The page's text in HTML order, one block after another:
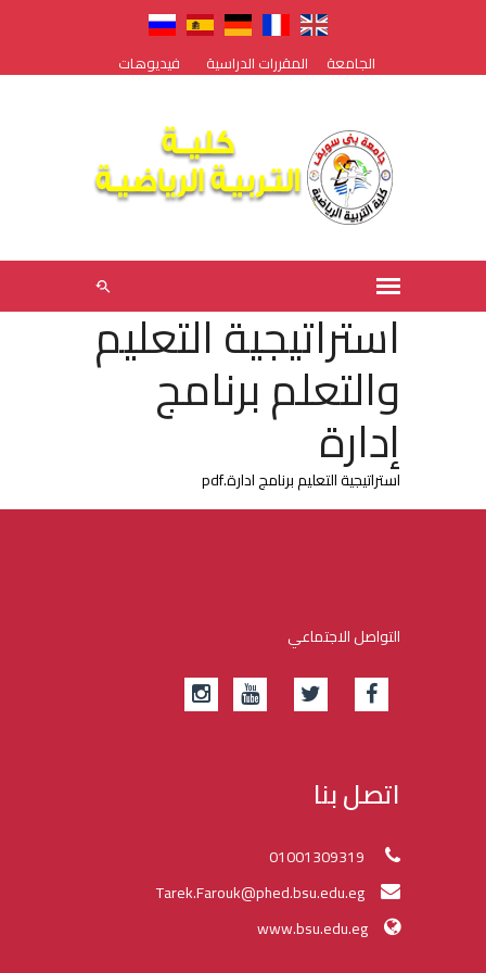
الجامعة المقررات الدراسية فيديوهات
استراتيجية التعليم
والتعلم برنامج
إدارة
استراتيجية التعليم برنامج ادارة.pdf
التواصل الاجتماعي
اتصل بنا
www.bsu.edu.eg